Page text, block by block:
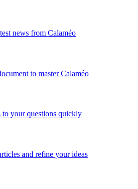
news from Calaméo
to master Calaméo
to your questions quickly
and refine your ideas